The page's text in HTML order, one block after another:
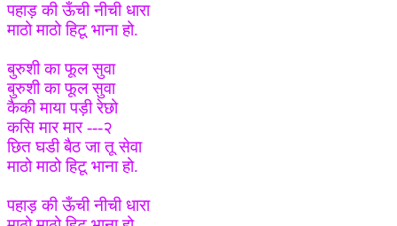
पहाड़ की ऊँची नीची धारा
माठो माठो हिटू भाना हो.
बुरुशी का फूल सुवा
बुरुशी का फूल सुवा
कैकी माया पड़ी रेछो
कसि मार मार ---२
छित घडी बैठ जा तू सेवा
माठो माठो हिटू भाना हो.
पहाड़ की ऊँची नीची धारा